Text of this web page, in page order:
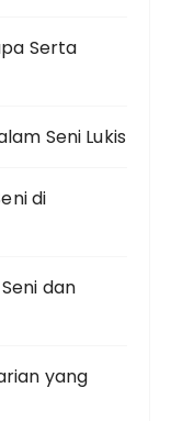
Serta
Seni Lukis
di
dan
yang